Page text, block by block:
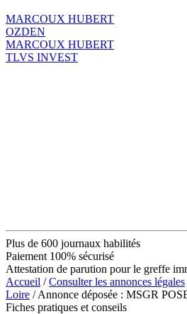
MARCOUX HUBERT
OZDEN
MARCOUX HUBERT
TLVS INVEST
Plus de 600 journaux habilités
Paiement 100% sécurisé
Attestation de parution pour le greffe
Accueil /Consulter les annonces légales
Loire / Annonce déposée : MSGR
Fiches pratiques et conseils